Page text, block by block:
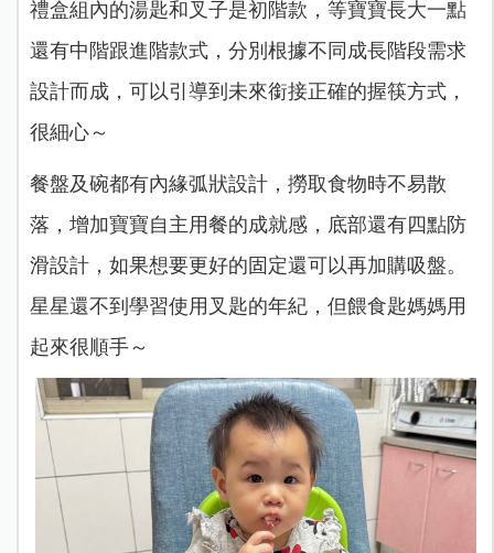
禮盒組內的湯匙和叉子是初階款，等寶寶長大一點
還有中階跟進階款式，分別根據不同成長階段需求
設計而成，可以引導到未來銜接正確的握筷方式，
很細心～
餐盤及碗都有內緣弧狀設計，撈取食物時不易散
落，增加寶寶自主用餐的成就感，底部還有四點防
滑設計，如果想要更好的固定還可以再加購吸盤。
星星還不到學習使用叉匙的年紀，但餵食匙媽媽用
起來很順手～